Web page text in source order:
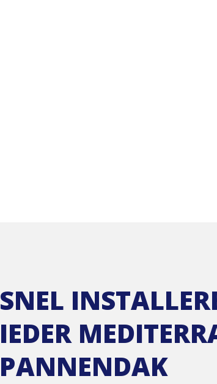
SNEL
IEDER
PANNENDAK